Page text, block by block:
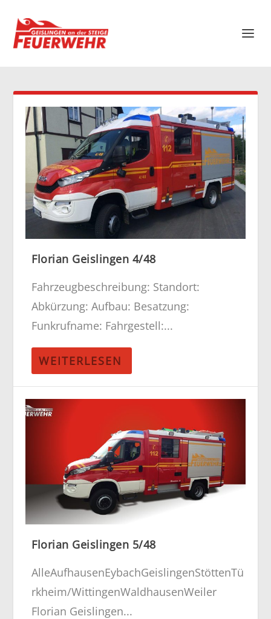
Florian Geislingen 4/48
Fahrzeugbeschreibung: Standort:
Abkürzung: Aufbau: Besatzung:
Funkrufname: Fahrgestell:...
WEITERLESEN
Florian Geislingen 5/48
AlleAufhausenEybachGeislingenStöttenTü
rkheim/WittingenWaldhausenWeiler
Florian Geislingen...